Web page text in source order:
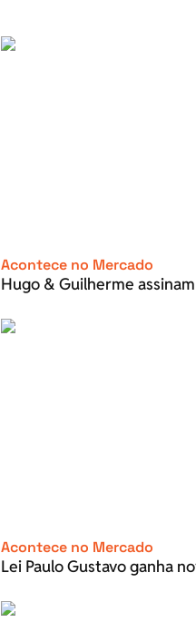
Acontece no Mercado
Hugo & Guilherme
Acontece no Mercado
Lei Paulo Gustavo ganha